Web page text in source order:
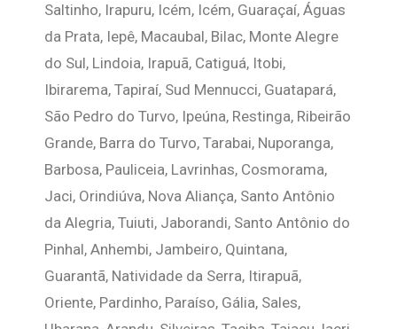
Saltinho, Irapuru, Icém, Icém, Guaraçaí, Águas
da Prata, Iepê, Macaubal, Bilac, Monte Alegre
do Sul, Lindoia, Irapuã, Catiguá, Itobi,
Ibirarema, Tapiraí, Sud Mennucci, Guatapará,
São Pedro do Turvo, Ipeúna, Restinga, Ribeirão
Grande, Barra do Turvo, Tarabai, Nuporanga,
Barbosa, Pauliceia, Lavrinhas, Cosmorama,
Jaci, Orindiúva, Nova Aliança, Santo Antônio
da Alegria, Tuiuti, Jaborandi, Santo Antônio do
Pinhal, Anhembi, Jambeiro, Quintana,
Guarantã, Natividade da Serra, Itirapuã,
Oriente, Pardinho, Paraíso, Gália, Sales,